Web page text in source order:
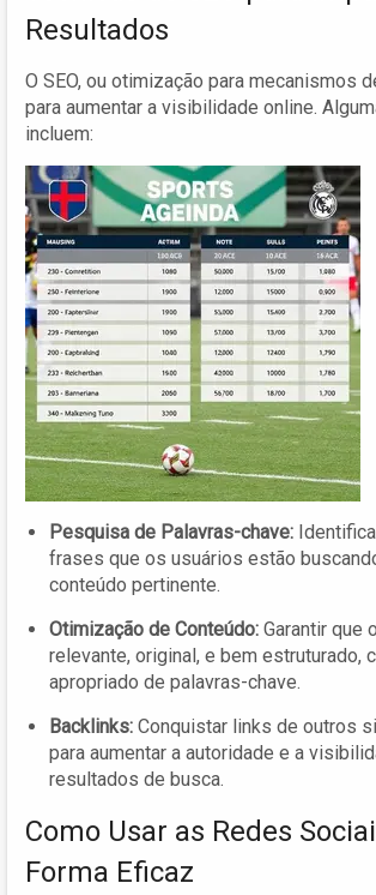
Resultados
O SEO, ou otimização para mecanismos
para aumentar a visibilidade online.
incluem:
Pesquisa de Palavras-chave:
frases que os usuários estão
conteúdo pertinente.
Otimização de Conteúdo: Garantir que
relevante, original, e bem estruturado,
apropriado de palavras-chave.
Backlinks: Conquistar links de outros
para aumentar a autoridade e a
resultados de busca.
Como Usar as Redes
Forma Eficaz